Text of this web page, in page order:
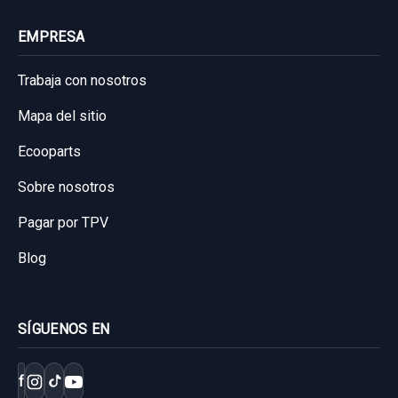
usado.
TOYOTA PRIUS (NHW20) BASIS
8380047250A
CUADRO INSTRUMENTOS 769204820...
usado.
EMPRESA
Trabaja con nosotros
Mapa del sitio
Ecooparts
Sobre nosotros
Pagar por TPV
Blog
SÍGUENOS EN
f